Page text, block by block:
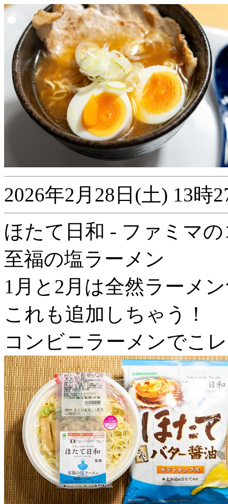
2026年2月28日(土) 13時
ほたて日和 - ファミマ
至福の塩ラーメン
1月と2月は全然ラーメ
これも追加しちゃう！
コンビニラーメンでこ